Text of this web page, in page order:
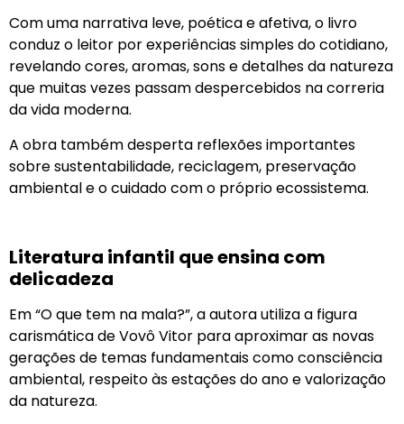
Com uma narrativa leve, poética e afetiva, o livro
conduz o leitor por experiências simples do cotidiano,
revelando cores, aromas, sons e detalhes da natureza
que muitas vezes passam despercebidos na correria
da vida moderna.
A obra também desperta reflexões importantes
sobre sustentabilidade, reciclagem, preservação
ambiental e o cuidado com o próprio ecossistema.
Literatura infantil que ensina com
delicadeza
Em “O que tem na mala?”, a autora utiliza a figura
carismática de Vovô Vitor para aproximar as novas
gerações de temas fundamentais como consciência
ambiental, respeito às estações do ano e valorização
da natureza.